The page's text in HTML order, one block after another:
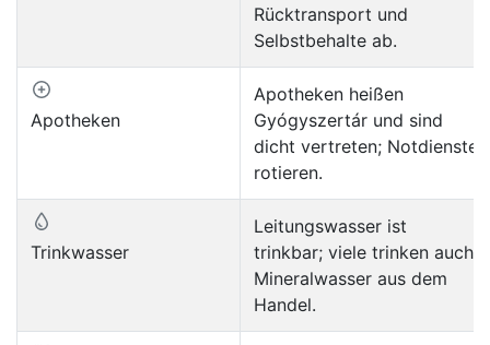
Rücktransport und
Selbstbehalte ab.
Apotheken
Apotheken heißen
Gyógyszertár und sind
dicht vertreten; Notdienste
rotieren.
Trinkwasser
Leitungswasser ist
trinkbar; viele trinken auch
Mineralwasser aus dem
Handel.